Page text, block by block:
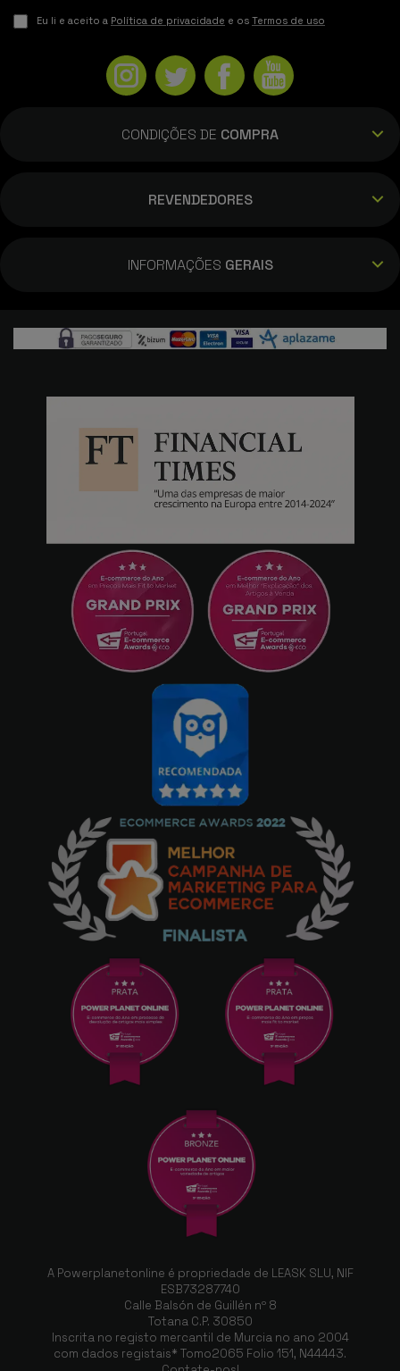
Eu li e aceito a Política de privacidade e os Termos de uso
CONDIÇÕES DE COMPRA
REVENDEDORES
INFORMAÇÕES GERAIS
A Powerplanetonline é propriedade de LEASK SLU, NIF
ESB73287740
Calle Balsón de Guillén nº 8
Totana C.P. 30850
Inscrita no registo mercantil de Murcia no ano 2004
com dados registais* Tomo2065 Folio 151, N44443.